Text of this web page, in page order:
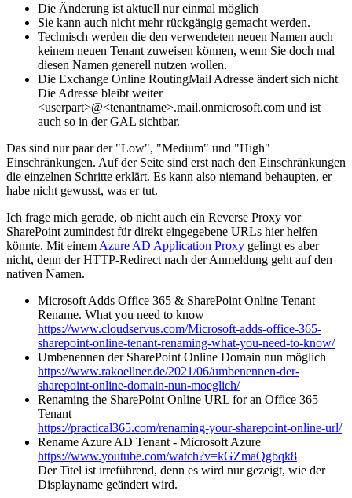
Die Änderung ist aktuell nur einmal möglich
Sie kann auch nicht mehr rückgängig gemacht werden.
Technisch werden die den verwendeten neuen Namen auch
keinem neuen Tenant zuweisen können, wenn Sie doch mal
diesen Namen generell nutzen wollen.
Die Exchange Online RoutingMail Adresse ändert sich nicht
Die Adresse bleibt weiter
<userpart>@<tenantname>.mail.onmicrosoft.com und ist
auch so in der GAL sichtbar.
Das sind nur paar der "Low", "Medium" und "High"
Einschränkungen. Auf der Seite sind erst nach den Einschränkungen
die einzelnen Schritte erklärt. Es kann also niemand behaupten, er
habe nicht gewusst, was er tut.
Ich frage mich gerade, ob nicht auch ein Reverse Proxy vor
SharePoint zumindest für direkt eingegebene URLs hier helfen
könnte. Mit einem Azure AD Application Proxy gelingt es aber
nicht, denn der HTTP-Redirect nach der Anmeldung geht auf den
nativen Namen.
Microsoft Adds Office 365 & SharePoint Online Tenant
Rename. What you need to know
https://www.cloudservus.com/Microsoft-adds-office-365-
sharepoint-online-tenant-renaming-what-you-need-to-know/
Umbenennen der SharePoint Online Domain nun möglich
https://www.rakoellner.de/2021/06/umbenennen-der-
sharepoint-online-domain-nun-moeglich/
Renaming the SharePoint Online URL for an Office 365
Tenant
https://practical365.com/renaming-your-sharepoint-online-url/
Rename Azure AD Tenant - Microsoft Azure
https://www.youtube.com/watch?v=kGZmaQgbqk8
Der Titel ist irreführend, denn es wird nur gezeigt, wie der
Displayname geändert wird.